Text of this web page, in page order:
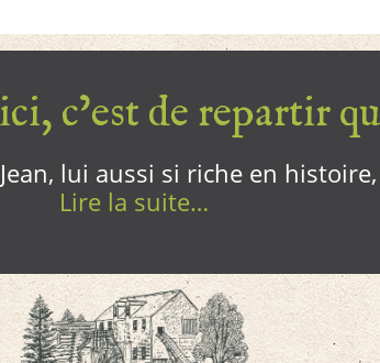
c’est de repartir
lui aussi si riche en
Lire la suite…